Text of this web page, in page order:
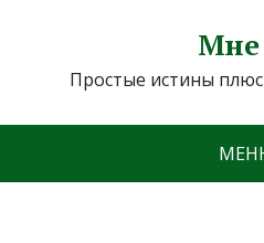
Мне
Простые истины